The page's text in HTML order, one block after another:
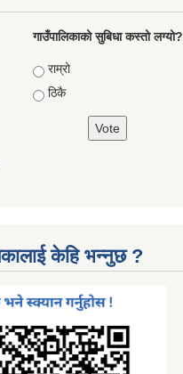
गाउँपालिकाको सुबिधा कस्तो लग्यो?
Choices
राम्रो
ठिकै
केहि भन्नुछ ?